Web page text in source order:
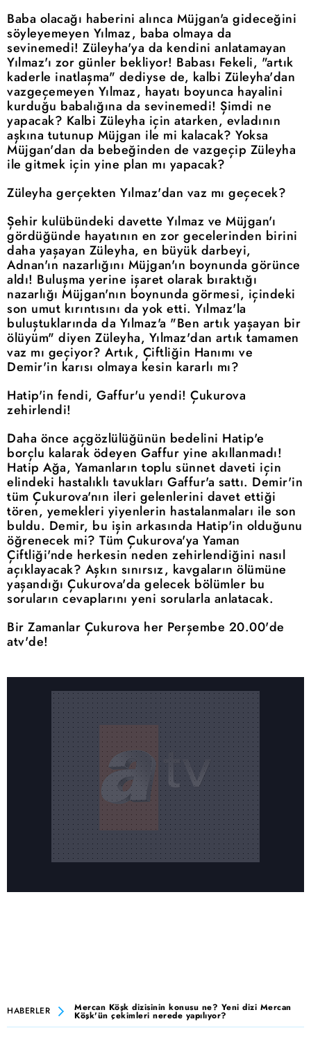
Baba olacağı haberini alınca Müjgan'a gideceğini
söyleyemeyen Yılmaz, baba olmaya da
sevinemedi! Züleyha'ya da kendini anlatamayan
Yılmaz'ı zor günler bekliyor! Babası Fekeli, "artık
kaderle inatlaşma" dediyse de, kalbi Züleyha'dan
vazgeçemeyen Yılmaz, hayatı boyunca hayalini
kurduğu babalığına da sevinemedi! Şimdi ne
yapacak? Kalbi Züleyha için atarken, evladının
aşkına tutunup Müjgan ile mi kalacak? Yoksa
Müjgan'dan da bebeğinden de vazgeçip Züleyha
ile gitmek için yine plan mı yapacak?
Züleyha gerçekten Yılmaz'dan vaz mı geçecek?
Şehir kulübündeki davette Yılmaz ve Müjgan'ı
gördüğünde hayatının en zor gecelerinden birini
daha yaşayan Züleyha, en büyük darbeyi,
Adnan'ın nazarlığını Müjgan'ın boynunda görünce
aldı! Buluşma yerine işaret olarak bıraktığı
nazarlığı Müjgan'nın boynunda görmesi, içindeki
son umut kırıntısını da yok etti. Yılmaz'la
buluştuklarında da Yılmaz'a "Ben artık yaşayan bir
ölüyüm" diyen Züleyha, Yılmaz'dan artık tamamen
vaz mı geçiyor? Artık, Çiftliğin Hanımı ve
Demir'in karısı olmaya kesin kararlı mı?
Hatip'in fendi, Gaffur'u yendi! Çukurova
zehirlendi!
Daha önce açgözlülüğünün bedelini Hatip'e
borçlu kalarak ödeyen Gaffur yine akıllanmadı!
Hatip Ağa, Yamanların toplu sünnet daveti için
elindeki hastalıklı tavukları Gaffur'a sattı. Demir'in
tüm Çukurova'nın ileri gelenlerini davet ettiği
tören, yemekleri yiyenlerin hastalanmaları ile son
buldu. Demir, bu işin arkasında Hatip'in olduğunu
öğrenecek mi? Tüm Çukurova'ya Yaman
Çiftliği'nde herkesin neden zehirlendiğini nasıl
açıklayacak? Aşkın sınırsız, kavgaların ölümüne
yaşandığı Çukurova'da gelecek bölümler bu
soruların cevaplarını yeni sorularla anlatacak.
Bir Zamanlar Çukurova her Perşembe 20.00'de
atv'de!
HABERLER Mercan Köşk dizisinin konusu ne? Yeni dizi Mercan
Köşk'ün çekimleri nerede yapılıyor?